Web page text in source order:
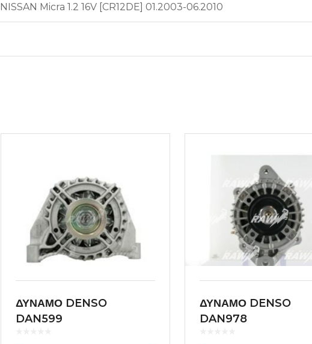
NISSAN Micra 1.2 16V [CR12DE] 01.2003-06.2010
ΔΥΝΑΜΟ DENSO
DAN599
ΔΥΝΑΜΟ DENSO
DAN978